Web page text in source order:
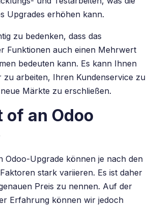
Upgrades erhöhen kann.
zu bedenken, dass das
Funktionen auch einen Mehrwert
bedeuten kann. Es kann Ihnen
zu arbeiten, Ihren Kundenservice zu
Märkte zu erschließen.
of an Odoo
Odoo-Upgrade können je nach den
stark variieren. Es ist daher
Preis zu nennen. Auf der
Erfahrung können wir jedoch